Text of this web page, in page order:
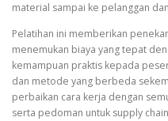
material sampai ke pelanggan
Pelatihan ini memberikan
menemukan biaya yang tepat
kemampuan praktis kepada
dan metode yang berbeda
perbaikan cara kerja dengan
serta pedoman untuk supply